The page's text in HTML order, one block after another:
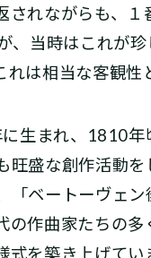
されながらも、
、当時はこれが
れは相当な客観性
生まれ、1810年
旺盛な創作活動
「ベートーヴェ
の作曲家たちの
式を築き上げて